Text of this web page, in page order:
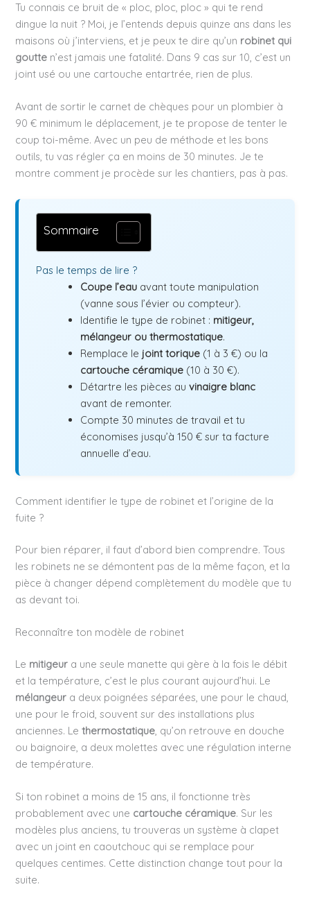
Tu connais ce bruit de « ploc, ploc, ploc » qui te rend
dingue la nuit ? Moi, je l’entends depuis quinze ans dans les
maisons où j’interviens, et je peux te dire qu’un robinet qui
goutte n’est jamais une fatalité. Dans 9 cas sur 10, c’est un
joint usé ou une cartouche entartrée, rien de plus.
Avant de sortir le carnet de chèques pour un plombier à
90 € minimum le déplacement, je te propose de tenter le
coup toi-même. Avec un peu de méthode et les bons
outils, tu vas régler ça en moins de 30 minutes. Je te
montre comment je procède sur les chantiers, pas à pas.
Sommaire
Pas le temps de lire ?
Coupe l’eau avant toute manipulation
(vanne sous l’évier ou compteur).
Identifie le type de robinet : mitigeur,
mélangeur ou thermostatique.
Remplace le joint torique (1 à 3 €) ou la
cartouche céramique (10 à 30 €).
Détartre les pièces auvinaigre blanc
avant de remonter.
Compte 30 minutes de travail et tu
économises jusqu’à 150 € sur ta facture
annuelle d’eau.
Comment identifier le type de robinet et l’origine de la
fuite ?
Pour bien réparer, il faut d’abord bien comprendre. Tous
les robinets ne se démontent pas de la même façon, et la
pièce à changer dépend complètement du modèle que tu
as devant toi.
Reconnaître ton modèle de robinet
Le mitigeur a une seule manette qui gère à la fois le débit
et la température, c’est le plus courant aujourd’hui. Le
mélangeur a deux poignées séparées, une pour le chaud,
une pour le froid, souvent sur des installations plus
anciennes. Lethermostatique, qu’on retrouve en douche
ou baignoire, a deux molettes avec une régulation interne
de température.
Si ton robinet a moins de 15 ans, il fonctionne très
probablement avec une cartouche céramique. Sur les
modèles plus anciens, tu trouveras un système à clapet
avec un joint en caoutchouc qui se remplace pour
quelques centimes. Cette distinction change tout pour la
suite.